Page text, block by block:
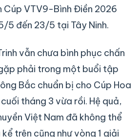
Cúp VTV9-Bình Điền 2026
5 đến 23/5 tại Tây Ninh.
vẫn chưa bình phục chấn
phải trong một buổi tập
Bắc chuẩn bị cho Cúp Hoa
tháng 3 vừa rồi. Hệ quả,
Việt Nam đã không thể
trên cũng như vòng 1 giải